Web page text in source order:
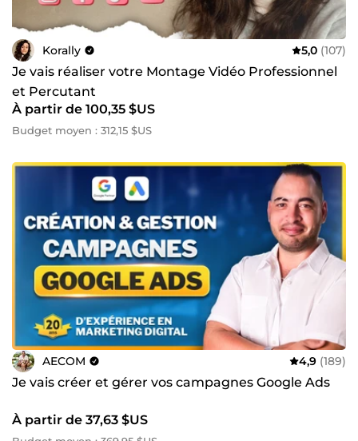
Korally 5,0 (107)
Je vais réaliser votre Montage Vidéo Professionnel
et Percutant
À partir de 100,35 $US
Budget moyen : 312,15 $US
AECOM 4,9 (189)
Je vais créer et gérer vos campagnes Google Ads
À partir de 37,63 $US